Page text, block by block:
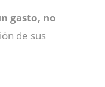
gasto, no
de sus